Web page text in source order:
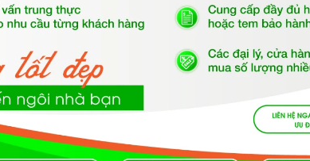
có những ưu điểm và tính năng nổi bật gì
thau kết hợp mạ Crom và mạ đá Granite
oxi hóa theo thời gian tuyệt đối không
kháng khuẩn của vòi rửa cũng rất tốt
cao cấp nên
dễ dàng.